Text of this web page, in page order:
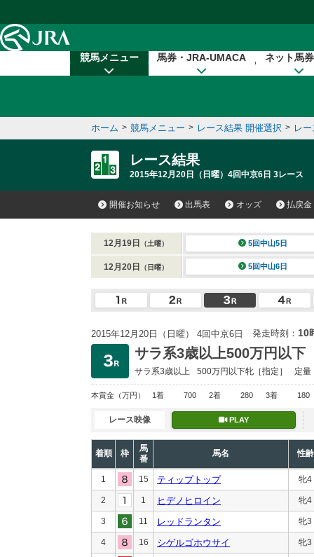
競馬メニュー 馬券・JRA-UMACA ネット馬
ホーム > 競馬メニュー > レース結果 開催選択 > レ
レース結果
2015年12月20日（日曜）4回中京6日 3レース
開催お知らせ 出馬表 オッズ 払戻金
12月19日 （土曜） 5回中山5日
12月20日 （日曜） 5回中山6日
2015年12月20日（日曜） 4回中京6日 発走時刻： 10
サラ系3歳以上500万円以下
サラ系3歳以上 500万円以下牝［指定］ 定量
本賞金 （万円） 1着 700 2着 280 3着 180
レース映像 PLAY
着順 枠
馬
番
馬名 性齢
1 15 ティップトップ 牝4
2 1 ヒデノヒロイン 牝4
3 11 レッドランタン 牝3
4 16 シゲルゴホウサイ 牝3